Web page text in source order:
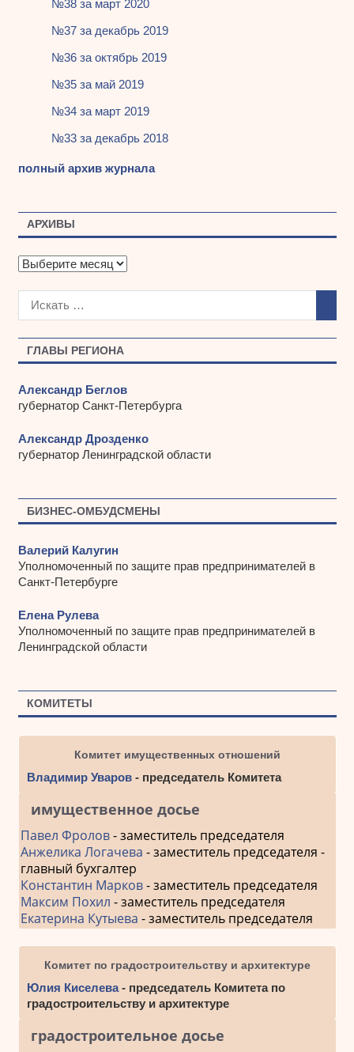
ГЛАВЫ РЕГИОНА
Александр Беглов
губернатор Санкт-Петербурга
Александр Дрозденко
губернатор Ленинградской области
БИЗНЕС-ОМБУДСМЕНЫ
Валерий Калугин
Уполномоченный по защите прав предпринимателей в
Санкт-Петербурге
Елена Рулева
Уполномоченный по защите прав предпринимателей в
Ленинградской области
КОМИТЕТЫ
Комитет имущественных отношений
Владимир Уваров- председатель Комитета
имущественное досье
Павел Фролов- заместитель председателя
Анжелика Логачева - заместитель председателя -
главный бухгалтер
Константин Марков- заместитель председателя
Максим Похил - заместитель председателя
Екатерина Кутыева - заместитель председателя
Комитет по градостроительству и архитектуре
Юлия Киселева- председатель Комитета по
градостроительству и архитектуре
градостроительное досье
№38 за март 2020
№37 за декабрь 2019
№36 за октябрь 2019
№35 за май 2019
№34 за март 2019
№33 за декабрь 2018
полный архив журнала
АРХИВЫ
А
х
ы